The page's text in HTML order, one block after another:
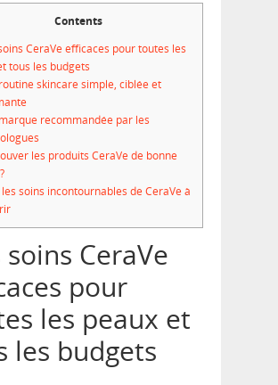
Contents
CeraVe efficaces pour toutes les
tous les budgets
skincare simple, ciblée et
recommandée par les
les produits CeraVe de bonne
soins incontournables de CeraVe à
soins CeraVe
pour
les peaux et
les budgets